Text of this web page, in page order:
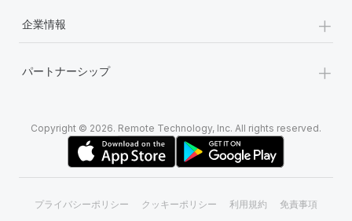
企業情報 +
パートナーシップ +
Copyright © 2026. Remote Technology, Inc. All rights reserved.
プライバシーポリシー クッキーポリシー 利用規約 免責事項